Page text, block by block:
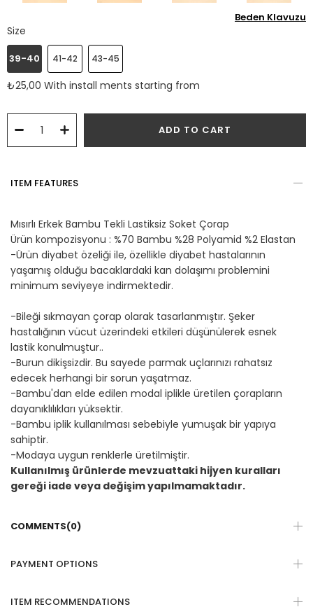
Beden Klavuzu
Size
39-40 41-42 43-45
₺25,00 With install ments starting from
ITEM FEATURES
Mısırlı Erkek Bambu Tekli Lastiksiz Soket Çorap
Ürün kompozisyonu : %70 Bambu %28 Polyamid %2 Elastan
-Ürün diyabet özeliği ile, özellikle diyabet hastalarının
yaşamış olduğu bacaklardaki kan dolaşımı problemini
minimum seviyeye indirmektedir.
-Bileği sıkmayan çorap olarak tasarlanmıştır. Şeker
hastalığının vücut üzerindeki etkileri düşünülerek esnek
lastik konulmuştur..
-Burun dikişsizdir. Bu sayede parmak uçlarınızı rahatsız
edecek herhangi bir sorun yaşatmaz.
-Bambu'dan elde edilen modal iplikle üretilen çorapların
dayanıklılıkları yüksektir.
-Bambu iplik kullanılması sebebiyle yumuşak bir yapıya
sahiptir.
-Modaya uygun renklerle üretilmiştir.
Kullanılmış ürünlerde mevzuattaki hijyen kuralları
gereği iade veya değişim yapılmamaktadır.
COMMENTS(0)
PAYMENT OPTIONS
ITEM RECOMMENDATIONS